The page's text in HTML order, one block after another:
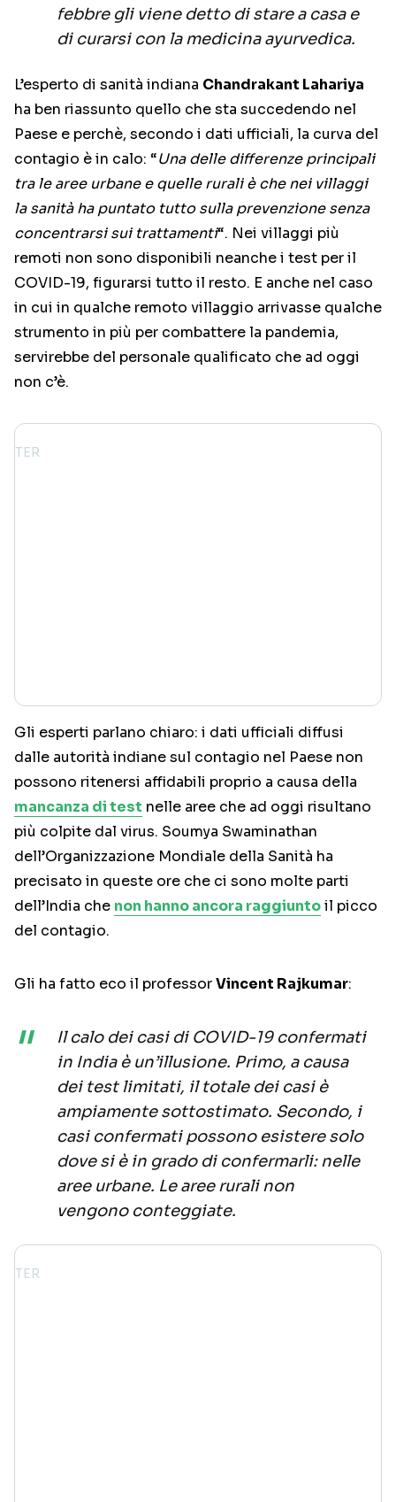
febbre gli viene detto di stare a casa e
di curarsi con la medicina ayurvedica.
L’esperto di sanità indiana Chandrakant Lahariya
ha ben riassunto quello che sta succedendo nel
Paese e perchè, secondo i dati ufficiali, la curva del
contagio è in calo: “Una delle differenze principali
tra le aree urbane e quelle rurali è che nei villaggi
la sanità ha puntato tutto sulla prevenzione senza
concentrarsi sui trattamenti“. Nei villaggi più
remoti non sono disponibili neanche i test per il
COVID-19, figurarsi tutto il resto. E anche nel caso
in cui in qualche remoto villaggio arrivasse qualche
strumento in più per combattere la pandemia,
servirebbe del personale qualificato che ad oggi
non c’è.
Gli esperti parlano chiaro: i dati ufficiali diffusi
dalle autorità indiane sul contagio nel Paese non
possono ritenersi affidabili proprio a causa della
mancanza di test nelle aree che ad oggi risultano
più colpite dal virus. Soumya Swaminathan
dell’Organizzazione Mondiale della Sanità ha
precisato in queste ore che ci sono molte parti
dell’India che non hanno ancora raggiuntoil picco
del contagio.
Gli ha fatto eco il professorVincent Rajkumar:
Il calo dei casi di COVID-19 confermati
in India è un’illusione. Primo, a causa
dei test limitati, il totale dei casi è
ampiamente sottostimato. Secondo, i
casi confermati possono esistere solo
dove si è in grado di confermarli: nelle
aree urbane. Le aree rurali non
vengono conteggiate.